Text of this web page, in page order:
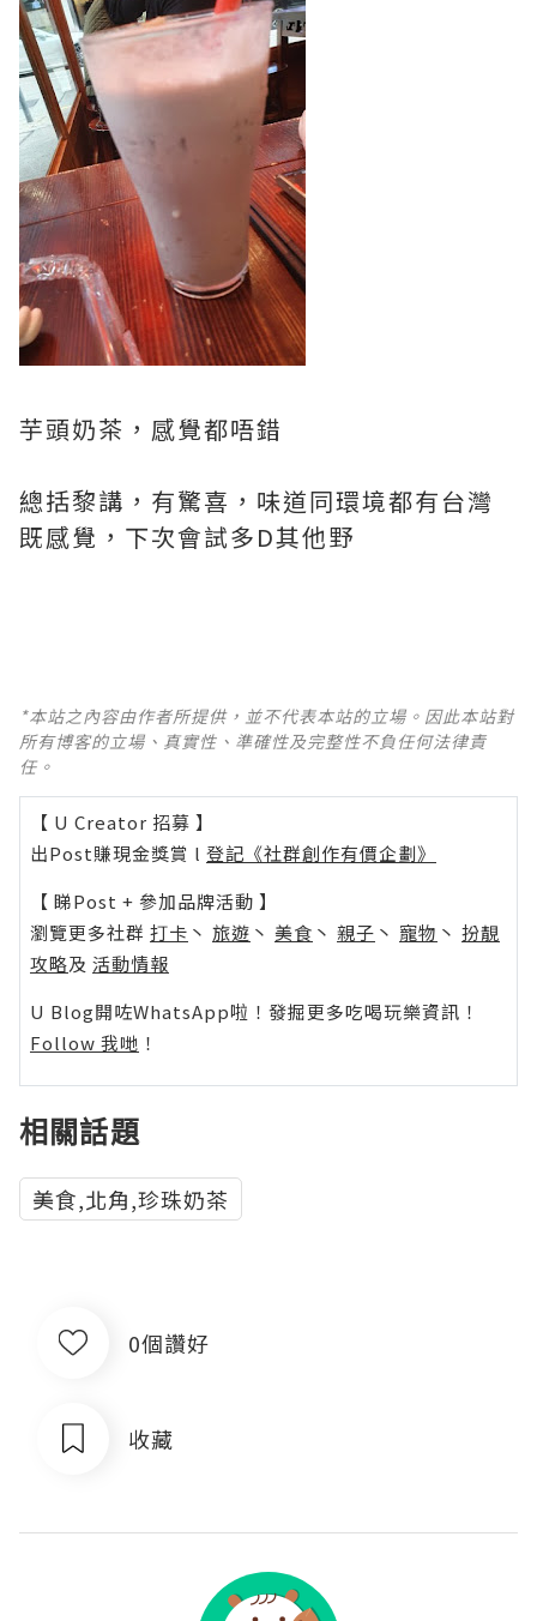
芋頭奶茶，感覺都唔錯
總括黎講，有驚喜，味道同環境都有台灣
既感覺，下次會試多D其他野
*本站之內容由作者所提供，並不代表本站的立場。因此本站對
所有博客的立場、真實性、準確性及完整性不負任何法律責
任。
【 U Creator 招募 】
出Post賺現金獎賞 l 登記《社群創作有價企劃》
【 睇Post + 參加品牌活動 】
瀏覽更多社群 打卡 丶 旅遊 丶 美食 丶 親子 丶 寵物 丶 扮靚
攻略及 活動情報
U Blog開咗WhatsApp啦！發掘更多吃喝玩樂資訊！
Follow 我哋 ！
相關話題
美食,北角,珍珠奶茶
0個讚好
收藏